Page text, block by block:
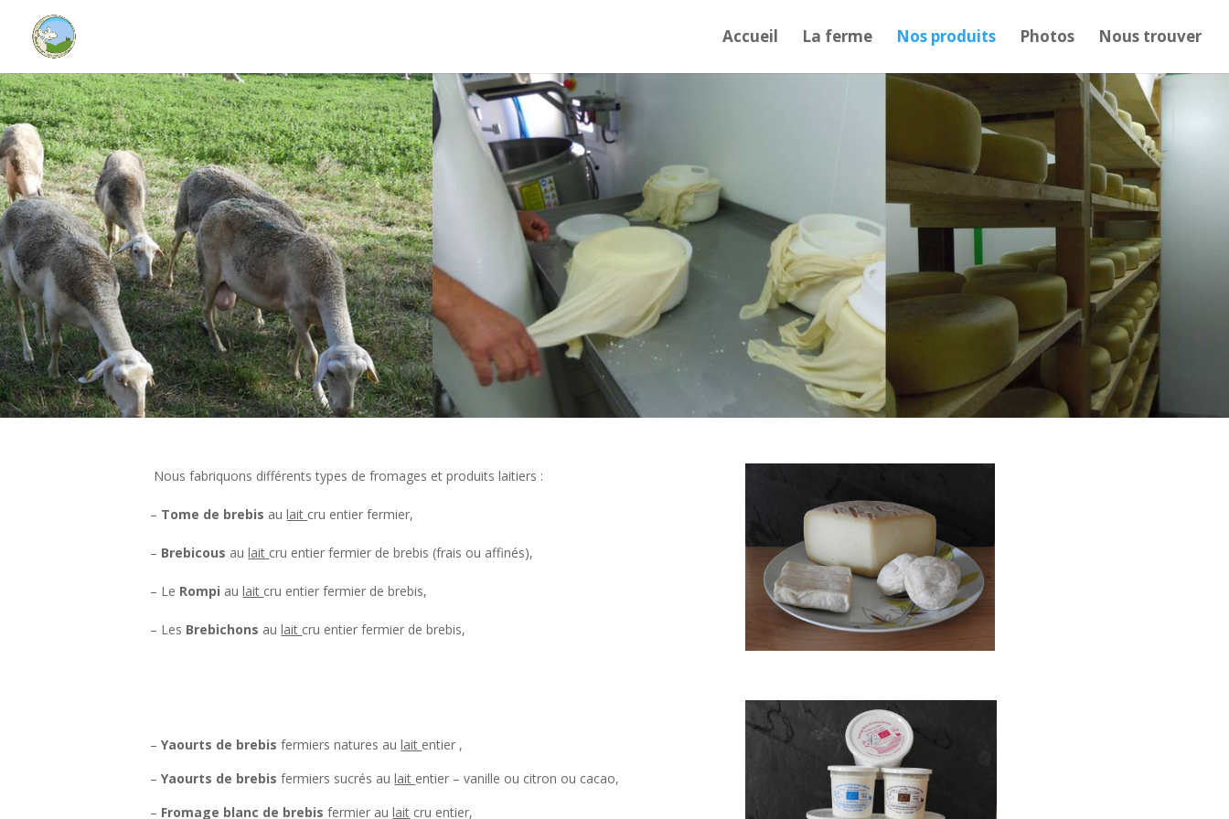
Accueil La ferme Nos produits Photos Nous trouver
Nous fabriquons différents types de fromages et produits laitiers :
– Tome de brebis aulait cru entier fermier,
– Brebicous aulait cru entier fermier de brebis (frais ou affinés),
– Le Rompi aulait cru entier fermier de brebis,
– Les Brebichons aulait cru entier fermier de brebis,
–Yaourts de brebis fermiers natures aulait entier ,
–Yaourts de brebis fermiers sucrés aulait entier – vanille ou citron ou cacao,
– Fromage blanc de brebis fermier aulait cru entier,